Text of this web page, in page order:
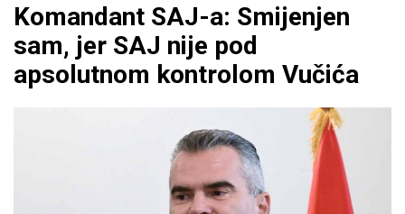
Komandant SAJ-a: Smijenjen
sam, jer SAJ nije pod
apsolutnom kontrolom Vučića